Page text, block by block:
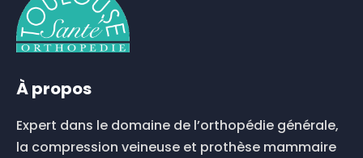
choisies
sur
la
produit
À propos
Expert dans le domaine de l’orthopédie générale,
la compression veineuse et prothèse mammaire